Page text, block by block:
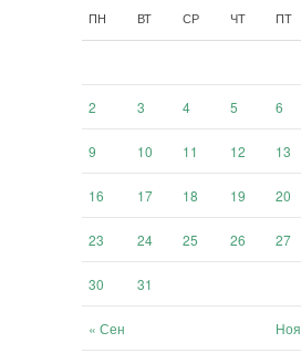
ПН ВТ СР ЧТ ПТ
« Сен
2 3 4 5 6
9 10 11 12 13
16 17 18 19 20
23 24 25 26 27
30 31